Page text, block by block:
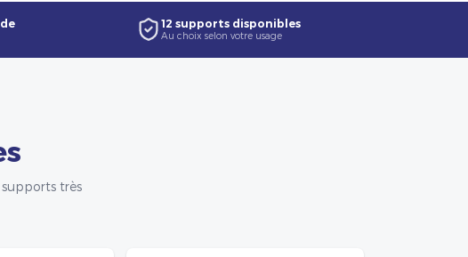
12 supports disponibles
Au choix selon votre usage
très